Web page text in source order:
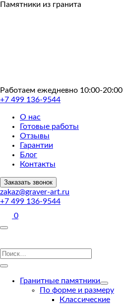
Пропустить
Памятники из гранита
Работаем ежедневно 10:00-20:00
+7 499 136-9544
О нас
Готовые работы
Отзывы
Гарантии
Блог
Контакты
Заказать звонок
zakaz@graver-art.ru
+7 499 136-9544
0
Гранитные памятники
По форме и размеру
Классические